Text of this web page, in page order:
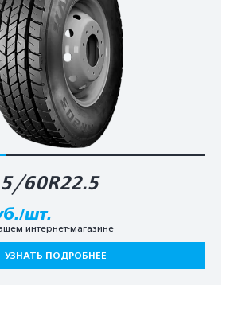
60R22.5
шт.
интернет-магазине
УЗНАТЬ ПОДРОБНЕЕ